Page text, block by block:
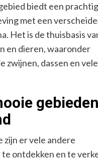
biedt een
met een
Het is de thuisbasis
en dieren, waaronder
zwijnen, dassen en vele
zijn er vele andere
ontdekken en te